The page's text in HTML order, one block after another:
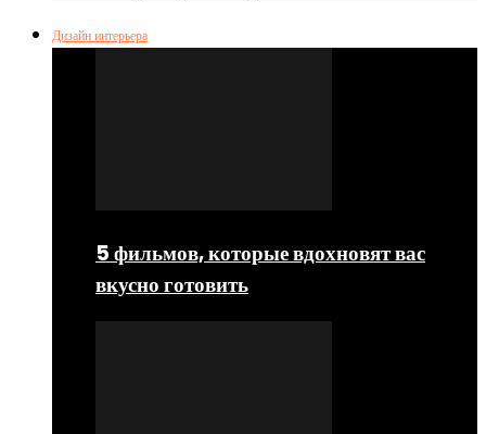
Дизайн интерьера
5 фильмов, которые вдохновят вас
вкусно готовить